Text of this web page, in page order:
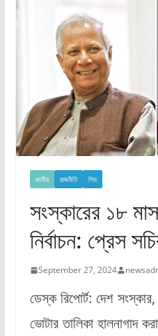
জাতীয় রাজনীতি লিড
সংস্কারের ১৮
নির্বাচন: প্রেস
September 27, 2024
ডেস্ক রিপোর্ট: দেশ সংস্কার,
ভোটার তালিকা হালনাগাদ